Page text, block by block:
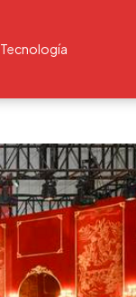
Tecnología